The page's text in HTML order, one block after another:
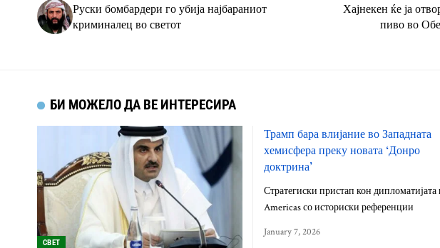
Руски бомбардери го убија најбараниот
криминалец во светот
Хајнекен ќе ја
пиво во
БИ МОЖЕЛО ДА ВЕ ИНТЕРЕСИРА
СВЕТ
Трамп бара влијание во Западната
хемисфера преку новата ‘Донро
доктрина’
Стратегиски пристап кон дипломатијата
Americas со историски референции
January 7, 2026